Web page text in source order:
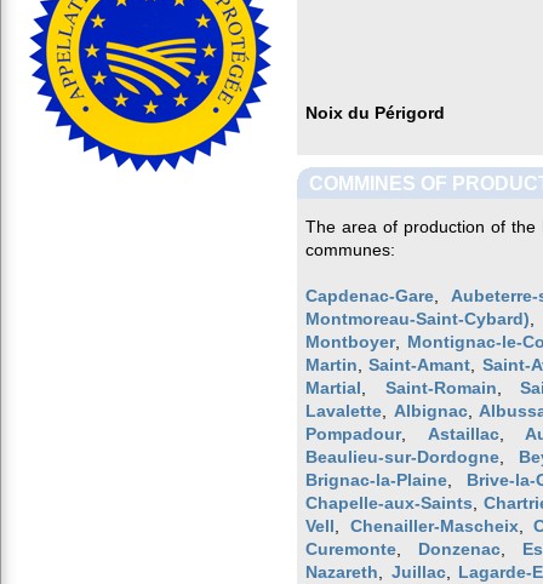
Noix du Périgord
COMMINES OF
The area of production of the
communes:
Capdenac-Gare
Montmoreau-Saint-Cybard)
Montboyer, Montignac-le-
Martin ,Saint-Amant
Saint-
Martial
Saint-Romain
Lavalette
Albignac,
Pompadour, Astaillac,
Beaulieu-sur-Dordogne
Brignac-la-Plaine
Brive-la-
Chapelle-aux-Saints
Vell
Chenailler-Mascheix,
Curemonte
Donzenac
Nazareth
Juillac, Lagarde-